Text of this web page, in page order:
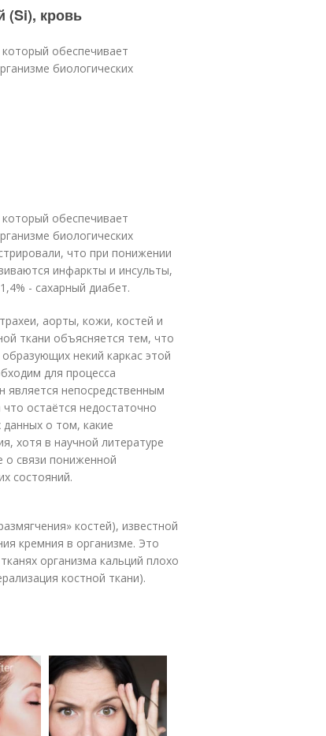
(Si), кровь
обеспечивает
биологических
обеспечивает
биологических
что при понижении
инфаркты и инсульты,
- сахарный диабет.
аорты, кожи, костей и
ткани объясняется тем, что
некий каркас этой
для процесса
непосредственным
остаётся недостаточно
о том, какие
хотя в научной литературе
о связи пониженной
состояний.
костей), известной
кремния в организме. Это
организма кальций плохо
костной ткани).